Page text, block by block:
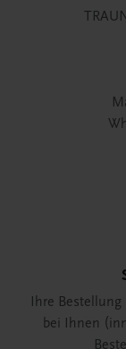
Ihre Bestellung
bei Ihnen